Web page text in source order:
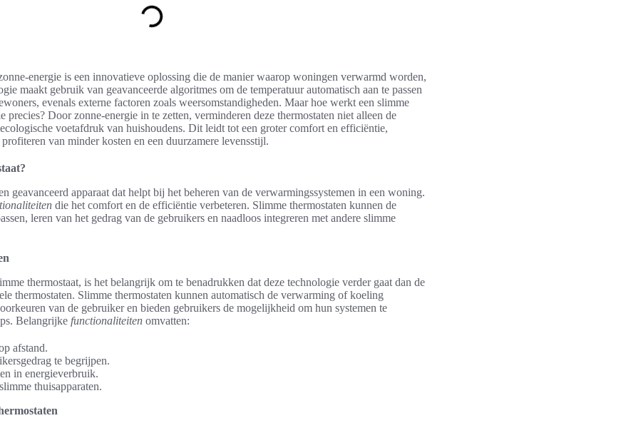
energie is een innovatieve oplossing die de manier waarop woningen verwarmd worden,
maakt gebruik van geavanceerde algoritmes om de temperatuur automatisch aan te passen
evenals externe factoren zoals weersomstandigheden. Maar hoe werkt een slimme
precies? Door zonne-energie in te zetten, verminderen deze thermostaten niet alleen de
voetafdruk van huishoudens. Dit leidt tot een groter comfort en efficiëntie,
van minder kosten en een duurzamere levensstijl.
geavanceerd apparaat dat helpt bij het beheren van de verwarmingssystemen in een woning.
die het comfort en de efficiëntie verbeteren. Slimme thermostaten kunnen de
leren van het gedrag van de gebruikers en naadloos integreren met andere slimme
thermostaat, is het belangrijk om te benadrukken dat deze technologie verder gaat dan de
thermostaten. Slimme thermostaten kunnen automatisch de verwarming of koeling
van de gebruiker en bieden gebruikers de mogelijkheid om hun systemen te
Belangrijke functionaliteiten omvatten:
afstand.
te begrijpen.
in energieverbruik.
thuisapparaten.